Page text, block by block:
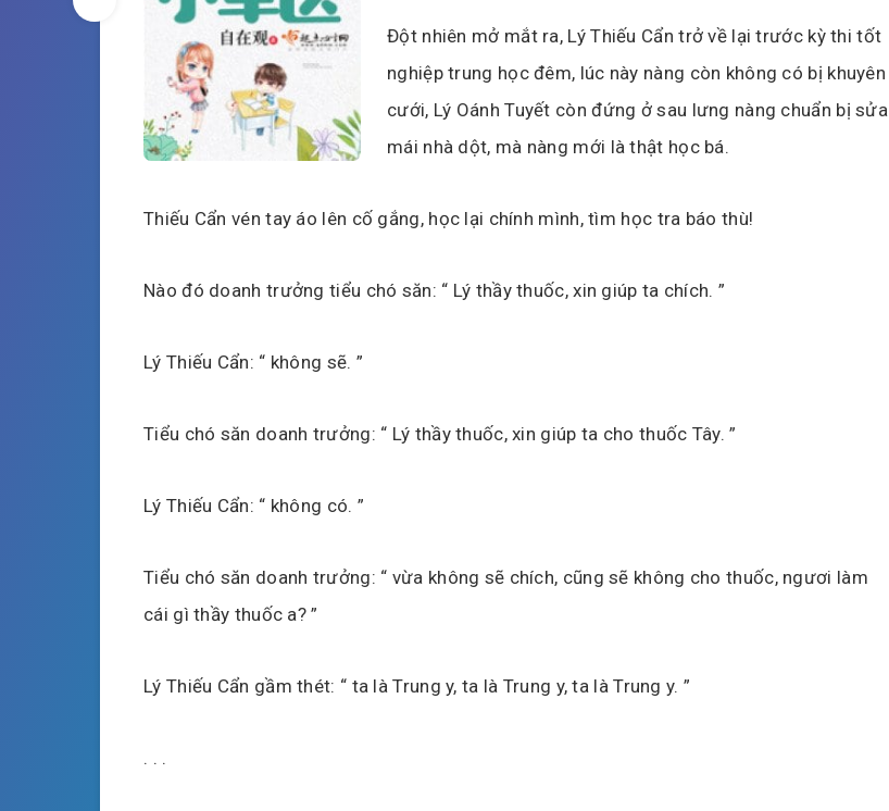
Đột nhiên mở mắt ra, Lý Thiếu Cẩn trở về lại trước kỳ thi tốt
nghiệp trung học đêm, lúc này nàng còn không có bị khuyên
cưới, Lý Oánh Tuyết còn đứng ở sau lưng nàng chuẩn bị sửa
mái nhà dột, mà nàng mới là thật học bá.
Thiếu Cẩn vén tay áo lên cố gắng, học lại chính mình, tìm học tra báo thù!
Nào đó doanh trưởng tiểu chó săn: “ Lý thầy thuốc, xin giúp ta chích. ”
Lý Thiếu Cẩn: “ không sẽ. ”
Tiểu chó săn doanh trưởng: “ Lý thầy thuốc, xin giúp ta cho thuốc Tây. ”
Lý Thiếu Cẩn: “ không có. ”
Tiểu chó săn doanh trưởng: “ vừa không sẽ chích, cũng sẽ không cho thuốc, ngươi làm
cái gì thầy thuốc a? ”
Lý Thiếu Cẩn gầm thét: “ ta là Trung y, ta là Trung y, ta là Trung y. ”
. . .